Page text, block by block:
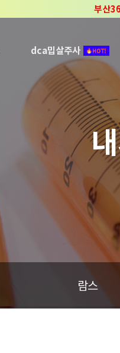
부산
2025 "
dca밉살주사
람스